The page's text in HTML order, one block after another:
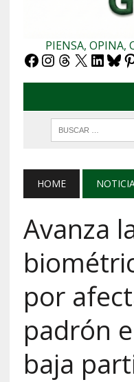
PIENSA, OPINA,
Facebook
Instagram
Threads
X
HOME
Avanza
por
padrón
baja